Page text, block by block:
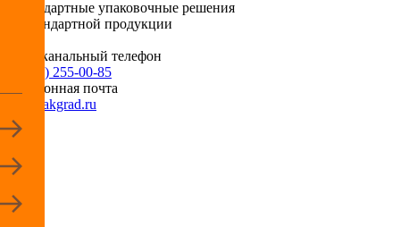
Нестандартные упаковочные решения
для стандартной продукции
Многоканальный телефон
+7 (495) 255-00-85
Электронная почта
info@pakgrad.ru